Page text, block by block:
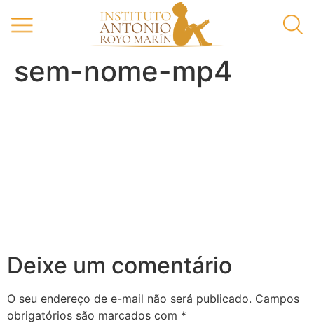
sem-nome-mp4
Deixe um comentário
O seu endereço de e-mail não será publicado. Campos
obrigatórios são marcados com *